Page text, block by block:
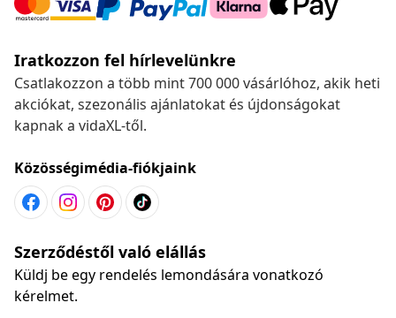
Iratkozzon fel hírlevelünkre
Csatlakozzon a több mint 700 000 vásárlóhoz, akik heti
akciókat, szezonális ajánlatokat és újdonságokat
kapnak a vidaXL-től.
Közösségimédia-fiókjaink
Szerződéstől való elállás
Küldj be egy rendelés lemondására vonatkozó
kérelmet.